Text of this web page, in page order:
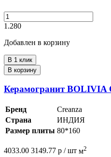
1.280
Добавлен в корзину
В 1 клик
В корзину
Керамогранит BOLIVIA
Бренд
Creanza
Страна
ИНДИЯ
Размер плиты 80*160
4033.00 3149.77 р / шт м2